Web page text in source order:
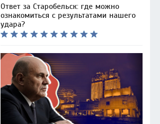
Ответ за Старобельск: где можно
ознакомиться с результатами нашего
удара?